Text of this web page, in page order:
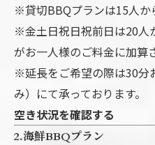
※貸切BBQプランは15人か
※金土日祝日祝前日は20人
がお一人様のご料金に加算
※延長をご希望の際は30分
み）にて承っております。
空き状況を確認する
2.海鮮BBQプラン